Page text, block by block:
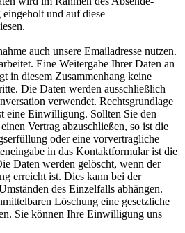
und auf diese
auch unsere Emailadresse nutzen.
Eine Weitergabe Ihrer Daten an
in diesem Zusammenhang keine
Die Daten werden ausschließlich
verwendet. Rechtsgrundlage
eine Einwilligung. Sollten Sie den
Vertrag abzuschließen, so ist die
oder eine vorvertragliche
in das Kontaktformular ist die
Daten werden gelöscht, wenn der
erreicht ist. Dies kann bei der
des Einzelfalls abhängen.
Löschung eine gesetzliche
Sie können Ihre Einwilligung uns